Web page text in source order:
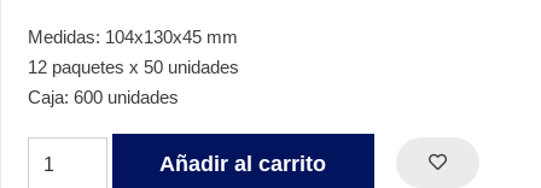
Medidas: 104x130x45 mm
12 paquetes x 50 unidades
Caja: 600 unidades
Añadir al carrito